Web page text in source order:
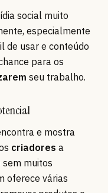
social muito
especialmente
de usar e conteúdo
para os
seu trabalho.
e mostra
criadores a
muitos
oferece várias